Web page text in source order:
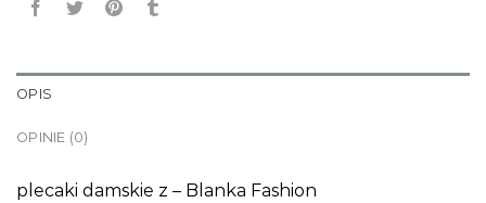
OPIS
OPINIE (0)
plecaki damskie z – Blanka Fashion